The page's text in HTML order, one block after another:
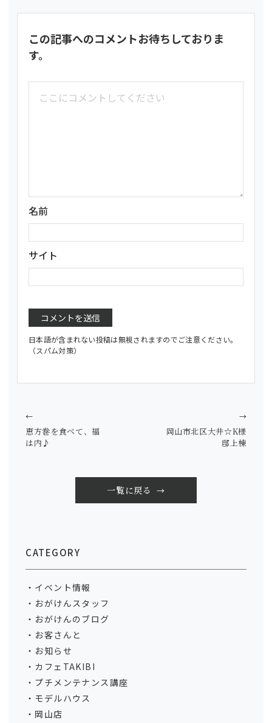
この記事へのコメントお待ちしておりま
す。
名前
サイト
日本語が含まれない投稿は無視されますのでご注意ください。
（スパム対策）
恵方巻を食べて、福
は内♪
←
一覧に戻る
岡山市北区大井☆K様
邸上棟
→
CATEGORY
イベント情報
おがけんスタッフ
おがけんのブログ
お客さんと
お知らせ
カフェTAKIBI
プチメンテナンス講座
モデルハウス
岡山店